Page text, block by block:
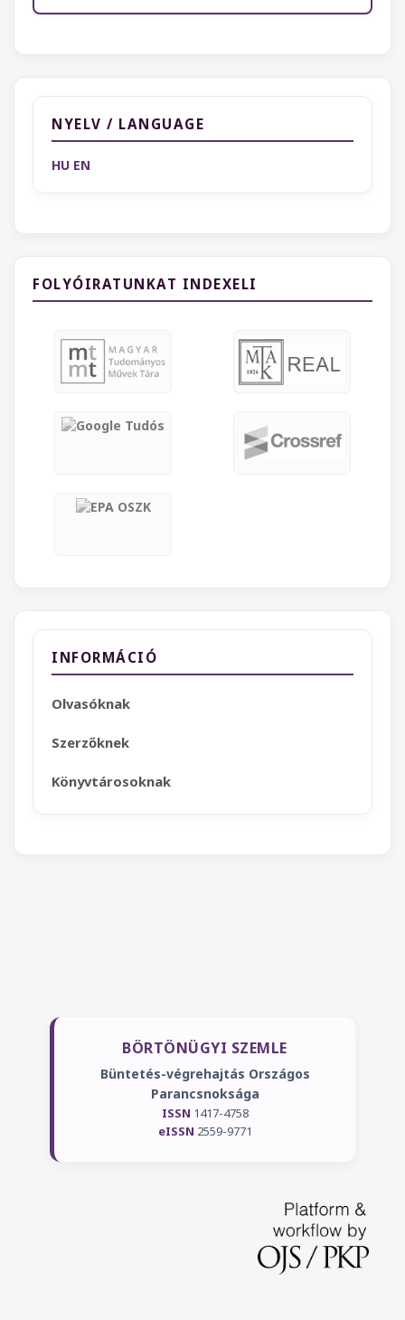
NYELV / LANGUAGE
HU EN
FOLYÓIRATUNKAT INDEXELI
INFORMÁCIÓ
Olvasóknak
Szerzőknek
Könyvtárosoknak
BÖRTÖNÜGYI SZEMLE
Büntetés-végrehajtás Országos
Parancsnoksága
ISSN 1417-4758
eISSN 2559-9771